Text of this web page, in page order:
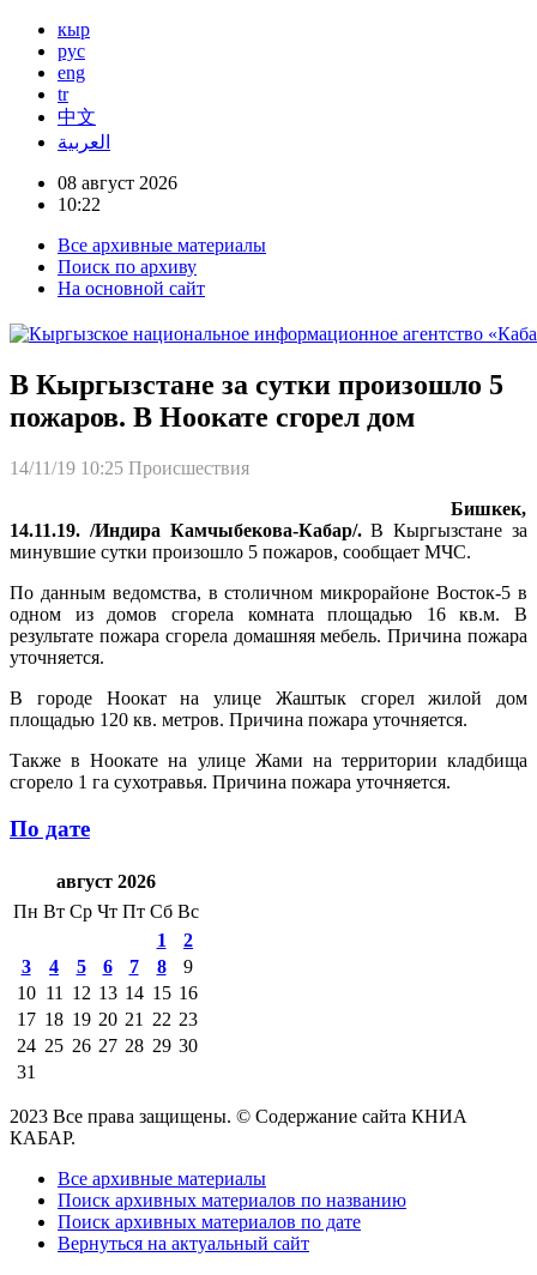
кыр
рус
eng
tr
中文
العربية
08 август 2026
10:22
Все архивные материалы
Поиск по архиву
На основной сайт
В Кыргызстане за сутки произошло 5
пожаров. В Ноокате сгорел дом
14/11/19 10:25 Происшествия
Бишкек,
14.11.19. /Индира Камчыбекова-Кабар/.В Кыргызстане за
минувшие сутки произошло 5 пожаров, сообщает МЧС.
По данным ведомства, в столичном микрорайоне Восток-5 в
одном из домов сгорела комната площадью 16 кв.м. В
результате пожара сгорела домашняя мебель. Причина пожара
уточняется.
В городе Ноокат на улице Жаштык сгорел жилой дом
площадью 120 кв. метров. Причина пожара уточняется.
Также в Ноокате на улице Жами на территории кладбища
сгорело 1 га сухотравья. Причина пожара уточняется.
По дате
август 2026
Пн Вт Ср Чт Пт Сб Вс
1
2
3
4 5 6 7 8
9
10 11 12 13 14 15 16
17 18 19 20 21 22 23
24 25 26 27 28 29 30
31
2023 Все права защищены. © Содержание сайта КНИА
КАБАР.
Все архивные материалы
Поиск архивных материалов по названию
Поиск архивных материалов по дате
Вернуться на актуальный сайт